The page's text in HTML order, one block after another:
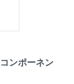
コンポーネン